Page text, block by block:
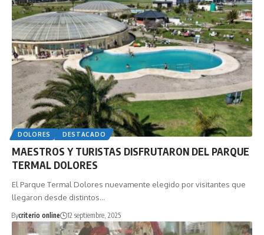
DOLORES DESTACADO
MAESTROS Y TURISTAS DISFRUTARON DEL PARQUE
TERMAL DOLORES
El Parque Termal Dolores nuevamente elegido por visitantes que
llegaron desde distintos…
Bycriterio online 12 septiembre, 2025